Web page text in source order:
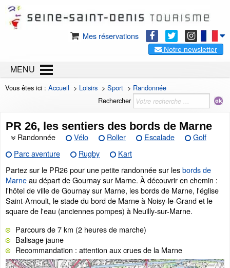
Mes réservations
Notre newsletter
MENU
Vous êtes ici : Accueil > Loisirs > Sport > Randonnée
Rechercher
PR 26, les sentiers des bords de Marne
Randonnée Vélo Roller Escalade
Golf
Parc aventure
Rugby
Kart
Partez sur le PR26 pour une petite randonnée sur lesbords de
Marneau départ de Gournay sur Marne. À découvrir en chemin :
l'hôtel de ville de Gournay sur Marne, les bords de Marne, l'église
Saint-Arnoult, le stade du bord de Marne à Noisy-le-Grand et le
square de l'eau (anciennes pompes) à Neuilly-sur-Marne.
Parcours de 7 km (2 heures de marche)
Balisage jaune
Recommandation : attention aux crues de la Marne